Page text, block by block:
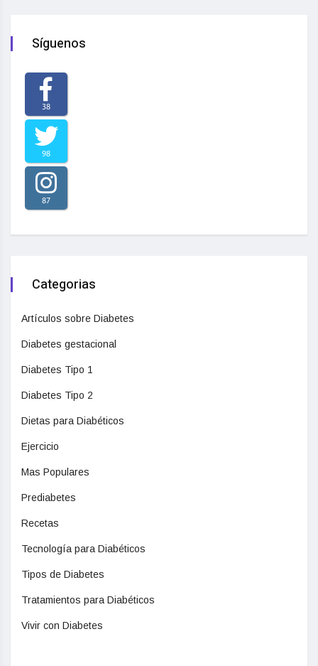
Síguenos
38
98
87
Categorias
Artículos sobre Diabetes
Diabetes gestacional
Diabetes Tipo 1
Diabetes Tipo 2
Dietas para Diabéticos
Ejercicio
Mas Populares
Prediabetes
Recetas
Tecnología para Diabéticos
Tipos de Diabetes
Tratamientos para Diabéticos
Vivir con Diabetes